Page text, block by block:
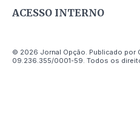
ACESSO INTERNO
© 2026 Jornal Opção. Publicado por
09.236.355/0001-59. Todos os